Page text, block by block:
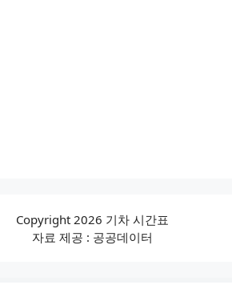
Copyright 2026 기차 시간표
자료 제공 : 공공데이터